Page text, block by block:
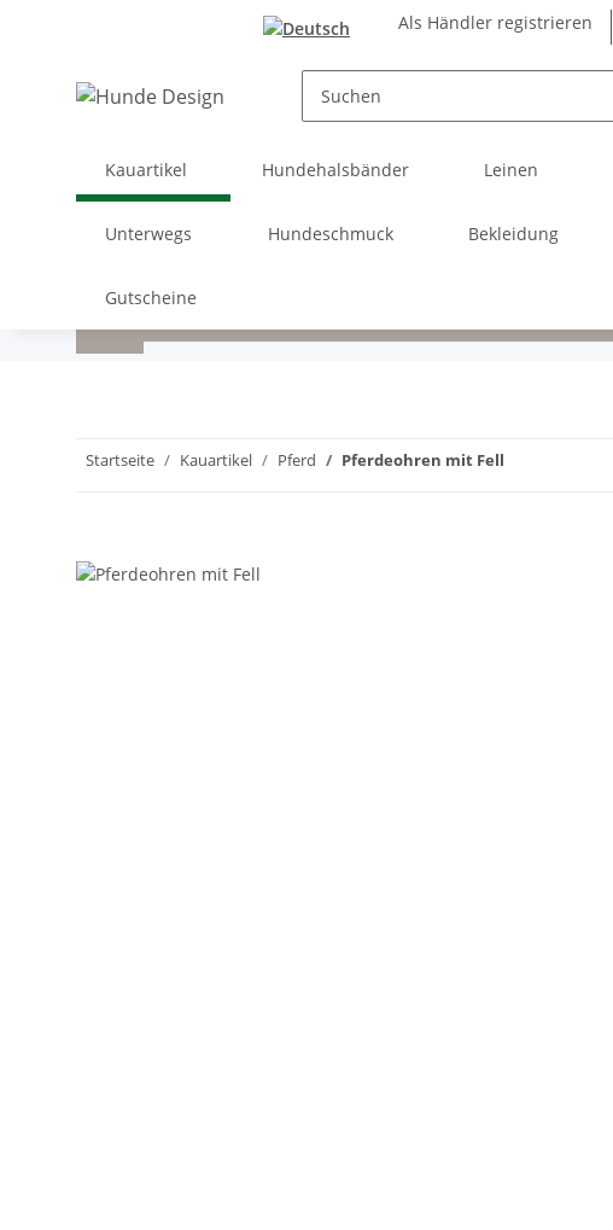
Als Händler registrieren
Kauartikel Hundehalsbänder Leinen
Unterwegs Hundeschmuck Bekleidung
Gutscheine
Startseite Kauartikel Pferd Pferdeohren mit Fell